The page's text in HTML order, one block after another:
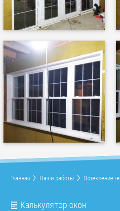
Главная Наши работы Остекление
Калькулятор окон